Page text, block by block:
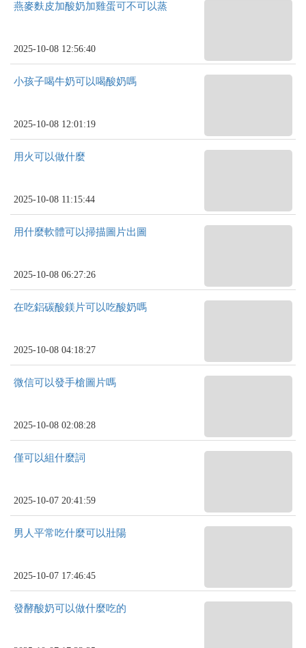
燕麥麩皮加酸奶加雞蛋可不可以蒸
2025-10-08 12:56:40
小孩子喝牛奶可以喝酸奶嗎
2025-10-08 12:01:19
用火可以做什麼
2025-10-08 11:15:44
用什麼軟體可以掃描圖片出圖
2025-10-08 06:27:26
在吃鋁碳酸鎂片可以吃酸奶嗎
2025-10-08 04:18:27
微信可以發手槍圖片嗎
2025-10-08 02:08:28
僅可以組什麼詞
2025-10-07 20:41:59
男人平常吃什麼可以壯陽
2025-10-07 17:46:45
發酵酸奶可以做什麼吃的